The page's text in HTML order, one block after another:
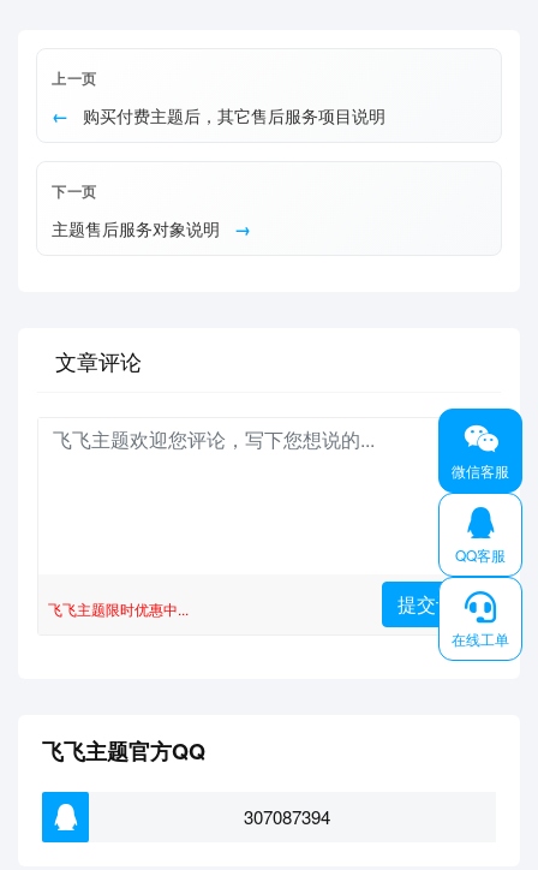
上一页
购买付费主题后，其它售后服务项目说明
下一页
主题售后服务对象说明
文章评论
飞飞主题限时优惠中...
飞飞主题官方QQ
307087394
微信客服
QQ客服
在线工单